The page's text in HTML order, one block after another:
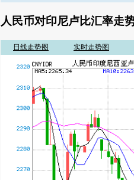
人民币对印尼卢比汇率走
日线走势图 实时走势图